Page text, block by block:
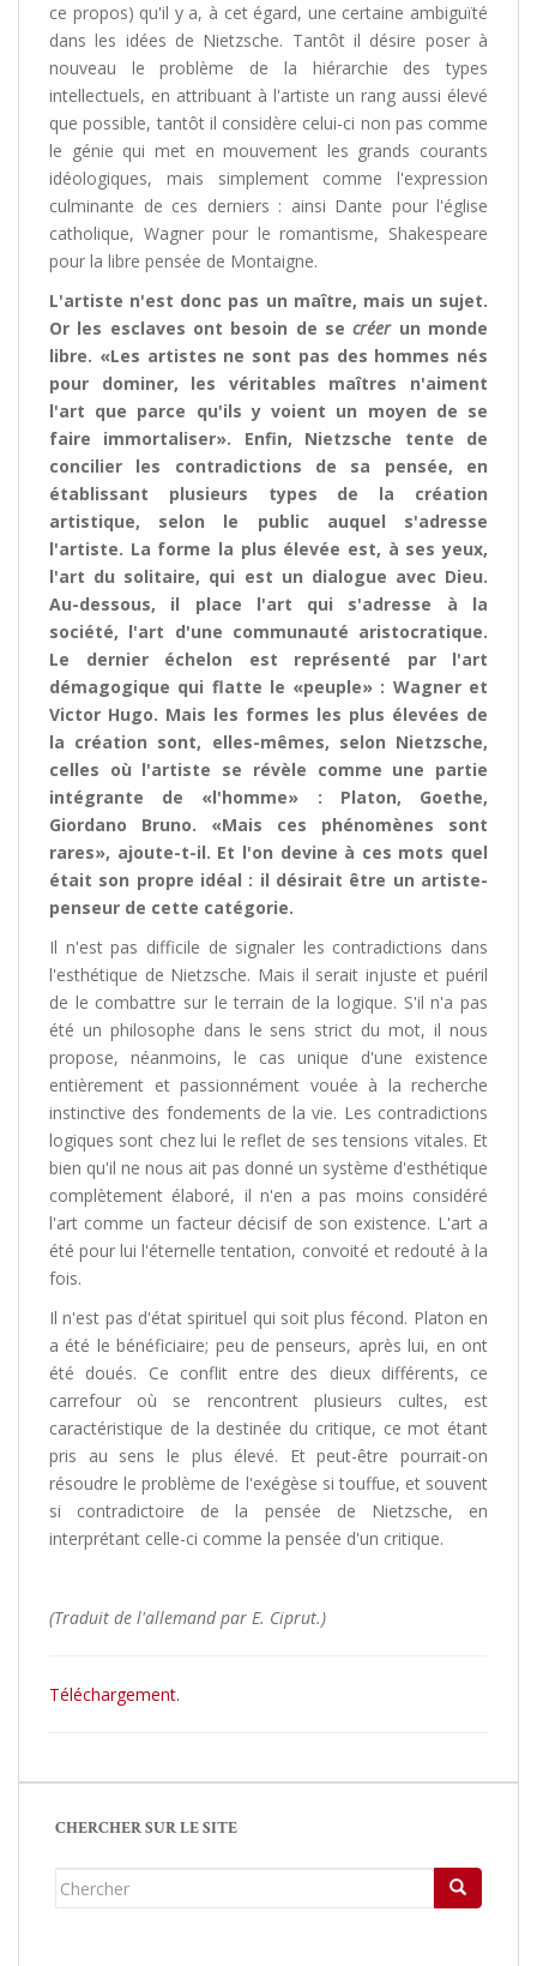
ce propos) qu'il y a, à cet égard, une certaine ambiguïté
dans les idées de Nietzsche. Tantôt il désire poser à
nouveau le problème de la hiérarchie des types
intellectuels, en attribuant à l'artiste un rang aussi élevé
que possible, tantôt il considère celui-ci non pas comme
le génie qui met en mouvement les grands courants
idéologiques, mais simplement comme l'expression
culminante de ces derniers : ainsi Dante pour l'église
catholique, Wagner pour le romantisme, Shakespeare
pour la libre pensée de Montaigne.
L'artiste n'est donc pas un maître, mais un sujet.
Or les esclaves ont besoin de secréerun monde
libre. «Les artistes ne sont pas des hommes nés
pour dominer, les véritables maîtres n'aiment
l'art que parce qu'ils y voient un moyen de se
faire immortaliser». Enfin, Nietzsche tente de
concilier les contradictions de sa pensée, en
établissant plusieurs types de la création
artistique, selon le public auquel s'adresse
l'artiste. La forme la plus élevée est, à ses yeux,
l'art du solitaire, qui est un dialogue avec Dieu.
Au-dessous, il place l'art qui s'adresse à la
société, l'art d'une communauté aristocratique.
Le dernier échelon est représenté par l'art
démagogique qui flatte le «peuple» : Wagner et
Victor Hugo. Mais les formes les plus élevées de
la création sont, elles-mêmes, selon Nietzsche,
celles où l'artiste se révèle comme une partie
intégrante de «l'homme» : Platon, Goethe,
Giordano Bruno. «Mais ces phénomènes sont
rares», ajoute-t-il. Et l'on devine à ces mots quel
était son propre idéal : il désirait être un artiste-
penseur de cette catégorie.
Il n'est pas difficile de signaler les contradictions dans
l'esthétique de Nietzsche. Mais il serait injuste et puéril
de le combattre sur le terrain de la logique. S'il n'a pas
été un philosophe dans le sens strict du mot, il nous
propose, néanmoins, le cas unique d'une existence
entièrement et passionnément vouée à la recherche
instinctive des fondements de la vie. Les contradictions
logiques sont chez lui le reflet de ses tensions vitales. Et
bien qu'il ne nous ait pas donné un système d'esthétique
complètement élaboré, il n'en a pas moins considéré
l'art comme un facteur décisif de son existence. L'art a
été pour lui l'éternelle tentation, convoité et redouté à la
fois.
Il n'est pas d'état spirituel qui soit plus fécond. Platon en
a été le bénéficiaire; peu de penseurs, après lui, en ont
été doués. Ce conflit entre des dieux différents, ce
carrefour où se rencontrent plusieurs cultes, est
caractéristique de la destinée du critique, ce mot étant
pris au sens le plus élevé. Et peut-être pourrait-on
résoudre le problème de l'exégèse si touffue, et souvent
si contradictoire de la pensée de Nietzsche, en
interprétant celle-ci comme la pensée d'un critique.
(Traduit de l'allemand par E. Ciprut.)
Téléchargement.
CHERCHER SUR LE SITE
Chercher...